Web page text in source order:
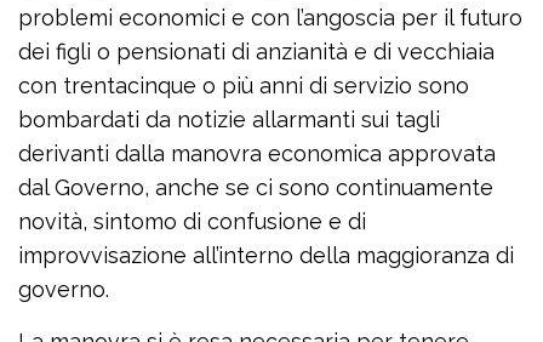
problemi economici e con l’angoscia per il futuro
dei figli o pensionati di anzianità e di vecchiaia
con trentacinque o più anni di servizio sono
bombardati da notizie allarmanti sui tagli
derivanti dalla manovra economica approvata
dal Governo, anche se ci sono continuamente
novità, sintomo di confusione e di
improvvisazione all’interno della maggioranza di
governo.